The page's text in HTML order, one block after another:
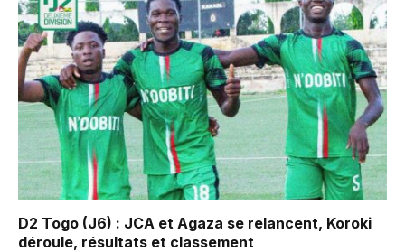
D2 Togo (J6) : JCA et Agaza se relancent, Koroki
déroule, résultats et classement